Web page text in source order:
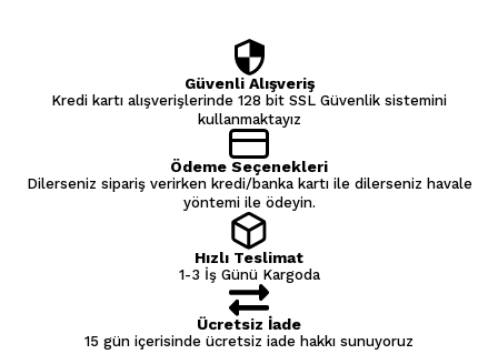
Güvenli Alışveriş
Kredi kartı alışverişlerinde 128 bit SSL Güvenlik sistemini
kullanmaktayız
Ödeme Seçenekleri
Dilerseniz sipariş verirken kredi/banka kartı ile dilerseniz havale
yöntemi ile ödeyin.
Hızlı Teslimat
1-3 İş Günü Kargoda
Ücretsiz İade
15 gün içerisinde ücretsiz iade hakkı sunuyoruz